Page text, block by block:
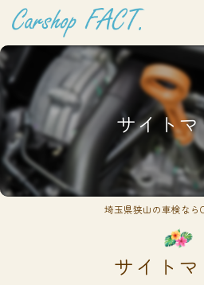
サイト
埼玉県狭山の車検なら
サイト